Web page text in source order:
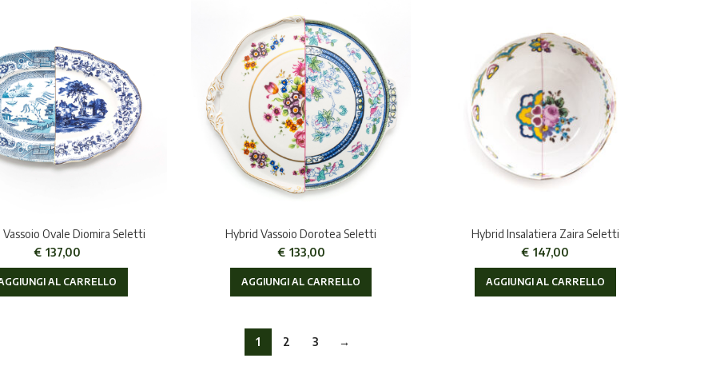
Ovale Diomira Seletti
€ 137,00
AL CARRELLO
Hybrid Vassoio Dorotea Seletti
€ 133,00
AGGIUNGI AL CARRELLO
Hybrid Insalatiera Zaira Seletti
€ 147,00
AGGIUNGI AL CARRELLO
1 2 3 →